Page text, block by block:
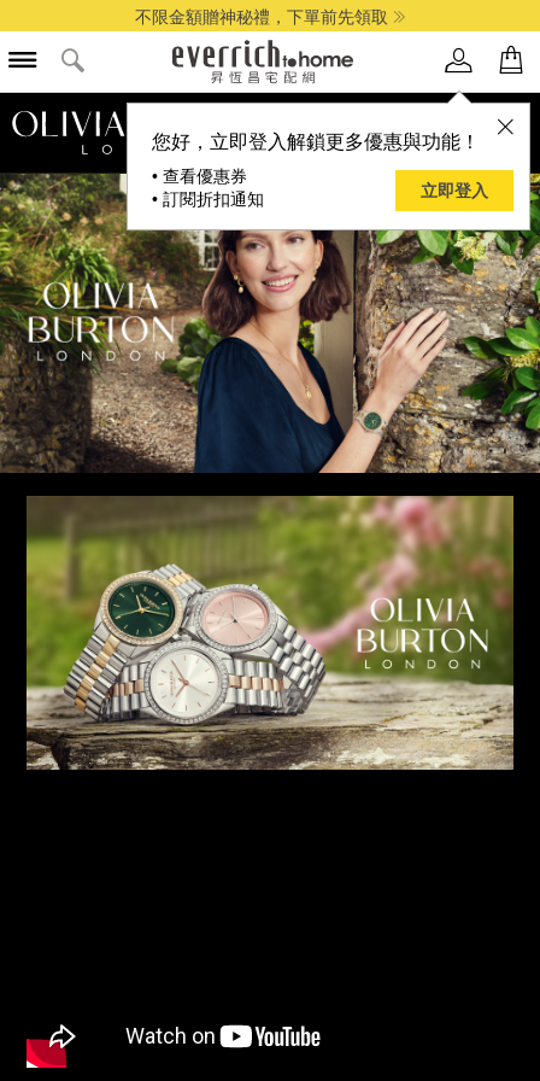
不限金額贈神秘禮，下單前先領取
您好，立即登入解鎖更多優惠與功能！
• 查看優惠券
• 訂閱折扣通知
立即登入
品牌選單